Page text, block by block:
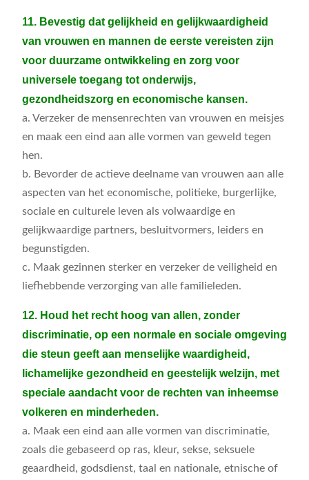
11. Bevestig dat gelijkheid en gelijkwaardigheid
van vrouwen en mannen de eerste vereisten zijn
voor duurzame ontwikkeling en zorg voor
universele toegang tot onderwijs,
gezondheidszorg en economische kansen.
a. Verzeker de mensenrechten van vrouwen en meisjes
en maak een eind aan alle vormen van geweld tegen
hen.
b. Bevorder de actieve deelname van vrouwen aan alle
aspecten van het economische, politieke, burgerlijke,
sociale en culturele leven als volwaardige en
gelijkwaardige partners, besluitvormers, leiders en
begunstigden.
c. Maak gezinnen sterker en verzeker de veiligheid en
liefhebbende verzorging van alle familieleden.
12. Houd het recht hoog van allen, zonder
discriminatie, op een normale en sociale omgeving
die steun geeft aan menselijke waardigheid,
lichamelijke gezondheid en geestelijk welzijn, met
speciale aandacht voor de rechten van inheemse
volkeren en minderheden.
a. Maak een eind aan alle vormen van discriminatie,
zoals die gebaseerd op ras, kleur, sekse, seksuele
geaardheid, godsdienst, taal en nationale, etnische of